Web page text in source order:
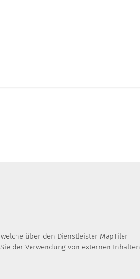
über den Dienstleister MapTiler
der Verwendung von externen Inhalten